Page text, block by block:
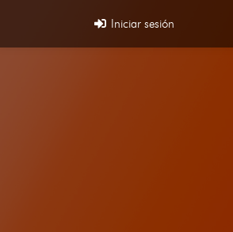
Iniciar sesión